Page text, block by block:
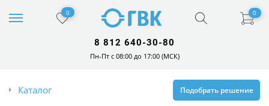
0 0
8 812 640-30-80
Пн-Пт с 08:00 до 17:00 (МСК)
Каталог Подобрать решение